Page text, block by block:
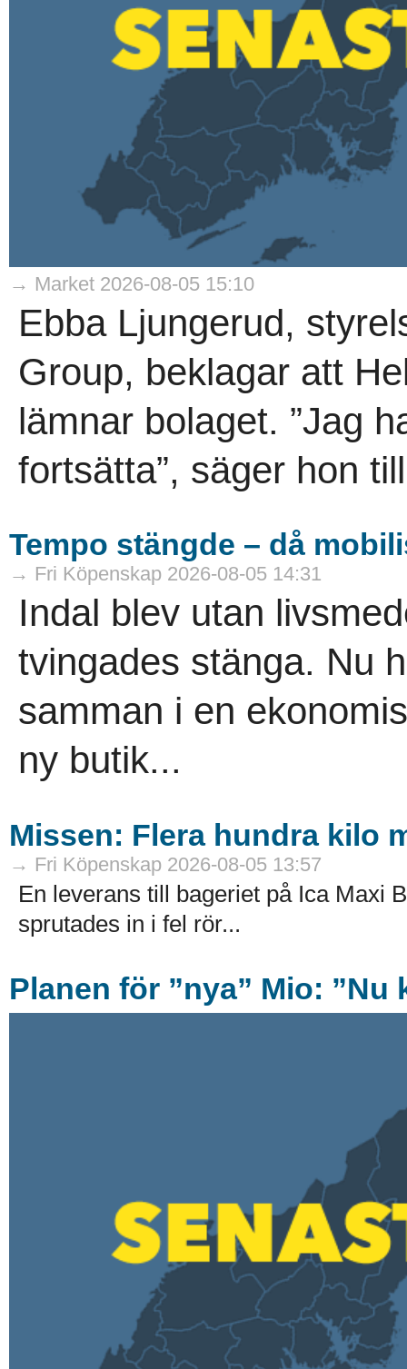
→ Market 2026-08-05 15:10
Ebba Ljungerud,
Group, beklagar att
lämnar bolaget. ”Jag
fortsätta”, säger hon
Tempo stängde – då
→ Fri Köpenskap 2026-08-05 14:31
Indal blev utan
tvingades stänga. Nu
samman i en
ny butik...
Missen: Flera hundra kilo
→ Fri Köpenskap 2026-08-05 13:57
En leverans till bageriet på Ica Maxi
sprutades in i fel rör...
Planen för ”nya” Mio: